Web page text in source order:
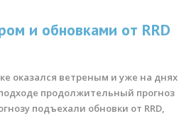
и обновками от RRD
оказался ветреным и уже на днях
продолжительный прогноз
подъехали обновки от RRD,